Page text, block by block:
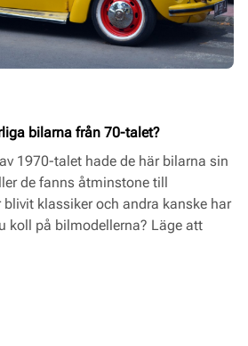
bilarna från 70-talet?
1970-talet hade de här bilarna sin
de fanns åtminstone till
klassiker och andra kanske har
koll på bilmodellerna? Läge att